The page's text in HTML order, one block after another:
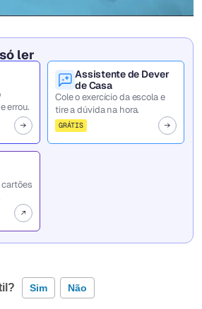
ler
errou.
Assistente de Dever
de Casa
Cole o exercício da escola e
tire a dúvida na hora.
GRÁTIS
Sim Não